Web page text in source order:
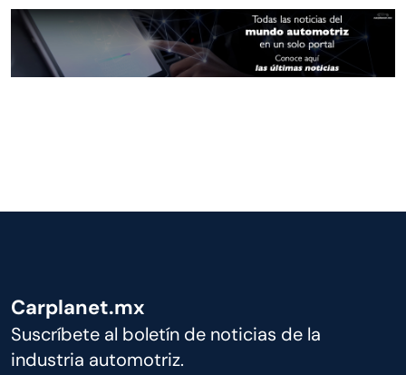
Carplanet.mx
Suscríbete al boletín de noticias de la
industria automotriz.